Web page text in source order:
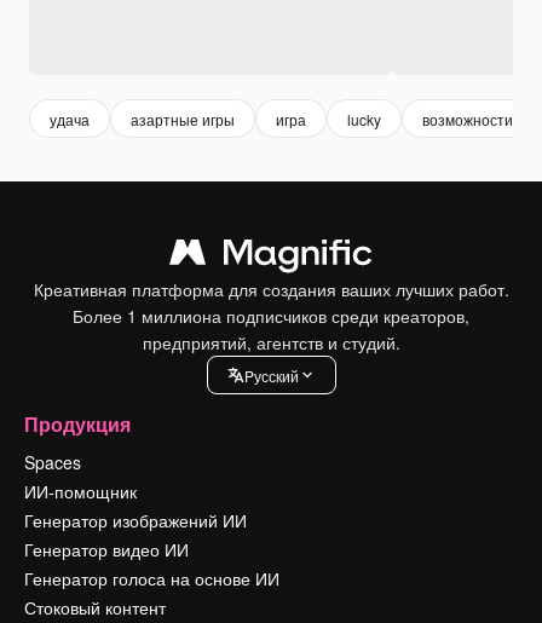
удача азартные игры игра lucky возможности
Креативная платформа для создания ваших лучших работ.
Более 1 миллиона подписчиков среди креаторов,
предприятий, агентств и студий.
Pусский
Продукция
Spaces
ИИ-помощник
Генератор изображений ИИ
Генератор видео ИИ
Генератор голоса на основе ИИ
Стоковый контент